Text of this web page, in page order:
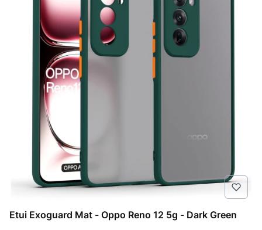
Etui Exoguard Mat - Oppo Reno 12 5g - Dark Green